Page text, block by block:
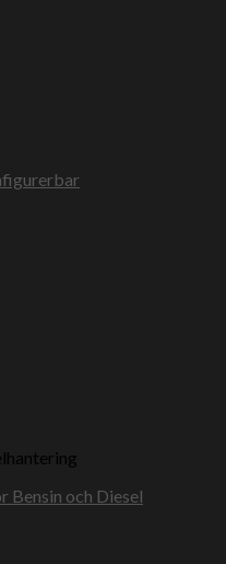
Bensin och Diesel